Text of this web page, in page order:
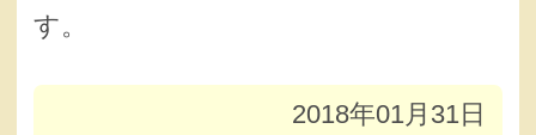
す。
2018年01月31日